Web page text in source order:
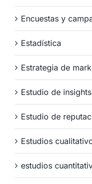
Encuestas y
Estadística
Estrategia de
Estudio de insights
Estudio de
Estudios
estudios